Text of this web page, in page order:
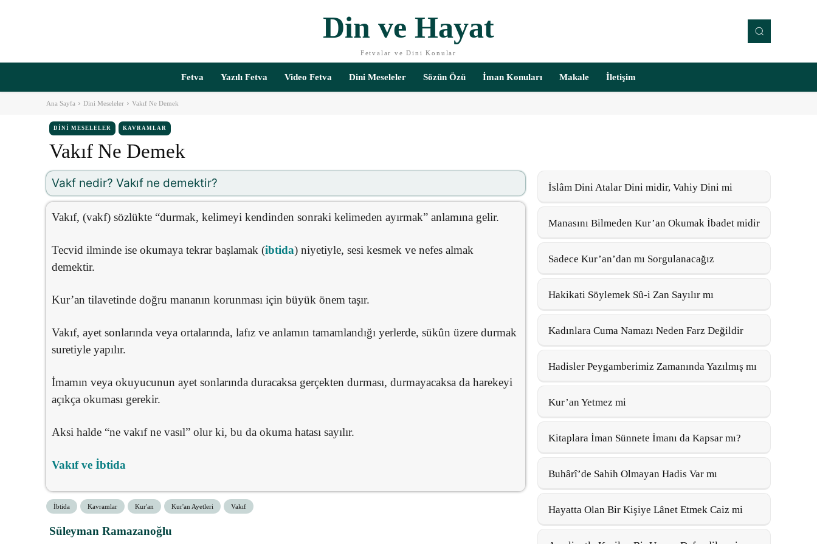
Din ve Hayat
Fetvalar ve Dini Konular
Fetva Yazılı Fetva Video Fetva Dini Meseleler Sözün Özü İman Konuları Makale İletişim
Ana Sayfa Dini Meseleler Vakıf Ne Demek
DINI MESELELER KAVRAMLAR
Vakıf Ne Demek
Vakf nedir? Vakıf ne demektir?
Vakıf, (vakf) sözlükte “durmak, kelimeyi kendinden sonraki kelimeden ayırmak” anlamına gelir.
Tecvid ilminde ise okumaya tekrar başlamak (ibtida) niyetiyle, sesi kesmek ve nefes almak
demektir.
Kur’an tilavetinde doğru mananın korunması için büyük önem taşır.
Vakıf, ayet sonlarında veya ortalarında, lafız ve anlamın tamamlandığı yerlerde, sükûn üzere durmak
suretiyle yapılır.
İmamın veya okuyucunun ayet sonlarında duracaksa gerçekten durması, durmayacaksa da harekeyi
açıkça okuması gerekir.
Aksi halde “ne vakıf ne vasıl” olur ki, bu da okuma hatası sayılır.
Vakıf ve İbtida
İbtida Kavramlar Kur'an Kur'an Ayetleri Vakıf
Süleyman Ramazanoğlu
İslâm Dini Atalar Dini midir, Vahiy Dini mi
Manasını Bilmeden Kur’an Okumak İbadet midir
Sadece Kur’an’dan mı Sorgulanacağız
Hakikati Söylemek Sû-i Zan Sayılır mı
Kadınlara Cuma Namazı Neden Farz Değildir
Hadisler Peygamberimiz Zamanında Yazılmış mı
Kur’an Yetmez mi
Kitaplara İman Sünnete İmanı da Kapsar mı?
Buhârî’de Sahih Olmayan Hadis Var mı
Hayatta Olan Bir Kişiye Lânet Etmek Caiz mi